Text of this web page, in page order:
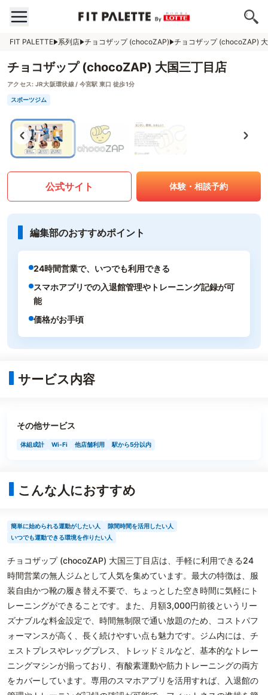
FIT PALETTE 系列店 チョコザップ (chocoZAP) チョコザップ (chocoZAP)
チョコザップ (chocoZAP) 大国三丁目店
アクセス: JR大阪環状線 / 今宮駅 東口 徒歩1分
スポーツジム
公式サイト 体験・相談予約
編集部のおすすめポイント
24時間営業で、いつでも利用できる
スマホアプリでの入退館管理やトレーニング記録が可
能
価格がお手頃
サービス内容
その他サービス
体組成計 Wi-Fi 他店舗利用 駅から5分以内
こんな人におすすめ
簡単に始められる運動がしたい人
隙間時間を活用したい人
いつでも運動できる環境を作りたい人
チョコザップ (chocoZAP) 大国三丁目店は、手軽に利用できる24
時間営業の無人ジムとして人気を集めています。最大の特徴は、服
装自由かつ靴の履き替え不要で、ちょっとした空き時間に気軽にト
レーニングができることです。また、月額3,000円前後というリー
ズナブルな料金設定で、時間無制限で通い放題のため、コストパフ
ォーマンスが高く、長く続けやすい点も魅力です。ジム内には、チ
ェストプレスやレッグプレス、トレッドミルなど、基本的なトレー
ニングマシンが揃っており、有酸素運動や筋力トレーニングの両方
をカバーしています。専用のスマホアプリを活用すれば、入退館の